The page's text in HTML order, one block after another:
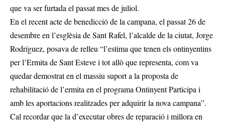
que va ser furtada el passat mes de juliol.
En el recent acte de benedicció de la campana, el passat 26 de
desembre en l’esglèsia de Sant Rafel, l’alcalde de la ciutat, Jorge
Rodríguez, posava de relleu “l’estima que tenen els ontinyentins
per l’Ermita de Sant Esteve i tot allò que representa, com va
quedar demostrat en el massiu suport a la proposta de
rehabilitació de l’ermita en el programa Ontinyent Participa i
amb les aportacions realitzades per adquirir la nova campana”.
Cal recordar que la d’executar obres de reparació i millora en